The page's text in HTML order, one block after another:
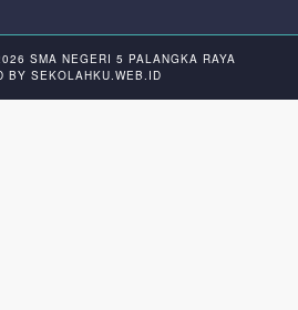
SMA NEGERI 5 PALANGKA RAYA
BY SEKOLAHKU.WEB.ID